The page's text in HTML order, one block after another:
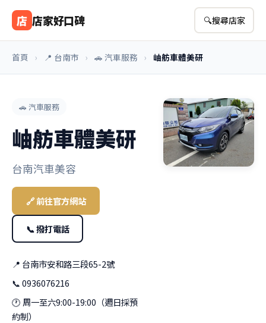
店 店家好口碑 🔍搜尋店家
首頁 › 📍 台南市 › 🚗 汽車服務 › 岫舫車體美研
🚗 汽車服務
岫舫車體美研
台南汽車美容
🔗 前往官方網站
📞 撥打電話
📍 台南市安和路三段65-2號
📞 0936076216
🕐 周一至六9:00-19:00（週日採預
約制）